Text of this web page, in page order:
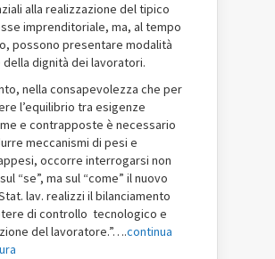
alla realizzazione del tipico
imprenditoriale, ma, al tempo
possono presentare modalità
della dignità dei lavoratori.
nella consapevolezza che per
l’equilibrio tra esigenze
e contrapposte è necessario
meccanismi di pesi e
occorre interrogarsi non
“se”, ma sul “come” il nuovo
lav. realizzi il bilanciamento
di controllo tecnologico e
del lavoratore.”….continua